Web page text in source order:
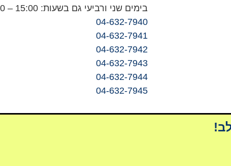
בימים שני ורביעי גם בשעות: 15:00 – 18:00
04-632-7940
04-632-7941
04-632-7942
04-632-7943
04-632-7944
04-632-7945